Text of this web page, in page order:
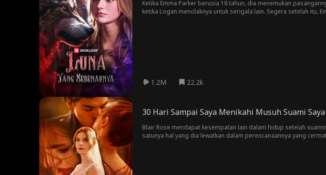
Ketika Emma Parker berusia 18 tahun, dia menemukan
ketika Logan menolaknya untuk serigala lain. Segera setelah itu,
1.2M 22.2k
30 Hari Sampai Saya Menikahi Musuh Suami Saya
Blair Rose mendapat kesempatan lain dalam hidup setelah
satunya hal yang dia lewatkan dalam perencanaannya yang